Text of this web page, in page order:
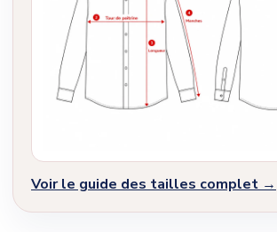
Voir le guide des tailles complet →